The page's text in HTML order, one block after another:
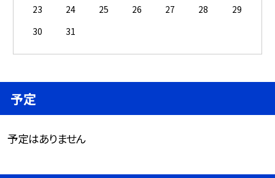
23
24 25 26 27 28
29
30
31
予定
予定はありません